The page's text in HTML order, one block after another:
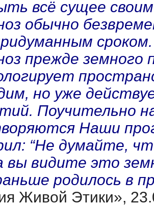
всё сущее
обычно
прежде земного
но уже
Поучительно
Наши
“Не думайте,
вы видите это
родилось в
Живой Этики»,